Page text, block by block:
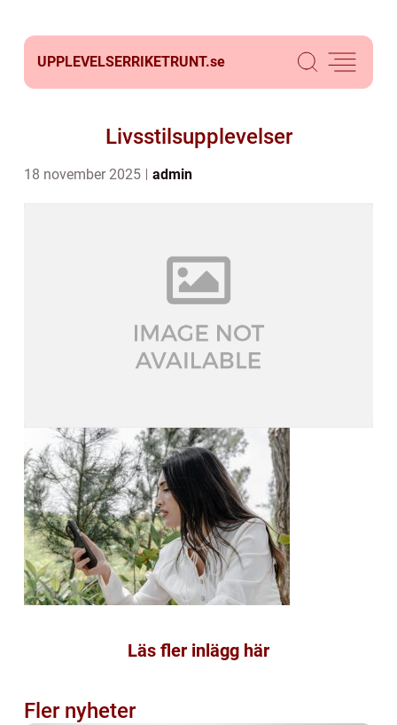
UPPLEVELSERRIKETRUNT.se
Livsstilsupplevelser
18 november 2025 admin
Läs fler inlägg här
Fler nyheter